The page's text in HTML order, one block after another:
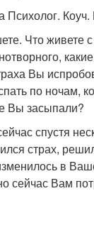
Коуч.
Что живете
Вы
по ночам,
Вы засыпали?
спустя
страх,
в
сейчас Вам